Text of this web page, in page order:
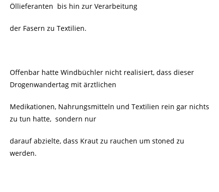
Öllieferanten bis hin zur Verarbeitung
der Fasern zu Textilien.
Offenbar hatte Windbüchler nicht realisiert, dass dieser
Drogenwandertag mit ärztlichen
Medikationen, Nahrungsmitteln und Textilien rein gar nichts
zu tun hatte, sondern nur
darauf abzielte, dass Kraut zu rauchen um stoned zu
werden.